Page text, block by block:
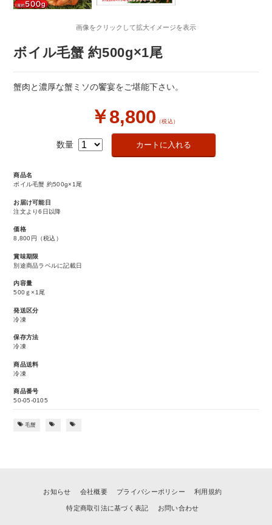
画像をクリックして拡大イメージを表示
ボイル毛蟹 約500g×1尾
蟹肉と濃厚な蟹ミソの饗宴をご堪能下さい。
￥8,800 （税込）
数量
商品名
ボイル毛蟹 約500g×1尾
お届け可能日
注文より6日以降
価格
8,800円 （税込）
賞味期限
別途商品ラベルに記載日
内容量
500ｇ×1尾
発送区分
冷凍
保存方法
冷凍
商品送料
冷凍
商品番号
50-05-0105
毛蟹
お知らせ 会社概要 プライバシーポリシー 利用規約
特定商取引法に基づく表記 お問い合わせ